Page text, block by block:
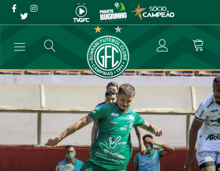
Bugre vence a Inter de
Limeira e avança para final
do Troféu do Interior
→ Futebol Profissional → Bugre vence a Inter de Limeira e avança